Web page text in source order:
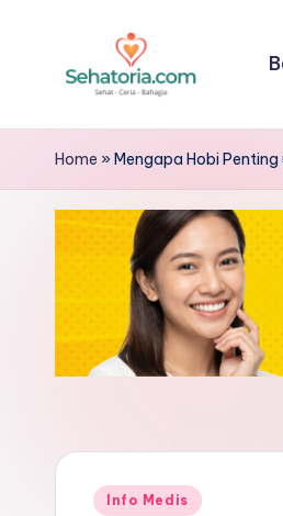
S
e
h
a
o
a
menghadirkan
pengobatan
informasi
terpercaya,
panduan
dan
Home »Mengapa Hobi
PostedInfo Medis